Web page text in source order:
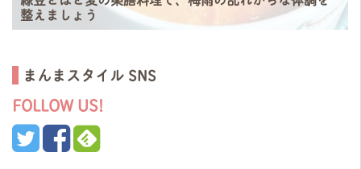
整えましょう
まんまスタイル SNS
FOLLOW US!